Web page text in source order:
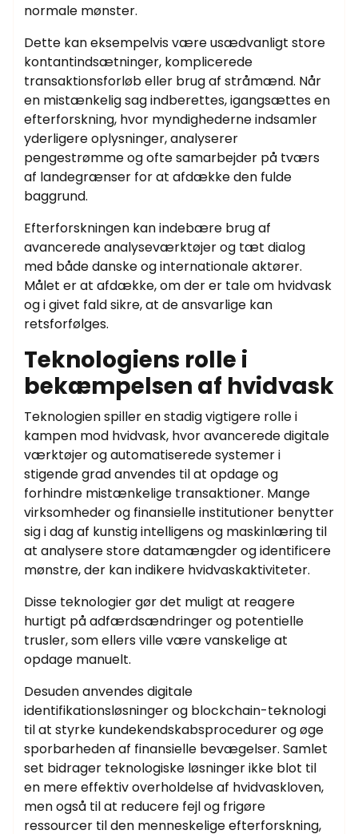
normale mønster.
Dette kan eksempelvis være usædvanligt store
kontantindsætninger, komplicerede
transaktionsforløb eller brug af stråmænd. Når
en mistænkelig sag indberettes, igangsættes en
efterforskning, hvor myndighederne indsamler
yderligere oplysninger, analyserer
pengestrømme og ofte samarbejder på tværs
af landegrænser for at afdække den fulde
baggrund.
Efterforskningen kan indebære brug af
avancerede analyseværktøjer og tæt dialog
med både danske og internationale aktører.
Målet er at afdække, om der er tale om hvidvask
og i givet fald sikre, at de ansvarlige kan
retsforfølges.
Teknologiens rolle i
bekæmpelsen af hvidvask
Teknologien spiller en stadig vigtigere rolle i
kampen mod hvidvask, hvor avancerede digitale
værktøjer og automatiserede systemer i
stigende grad anvendes til at opdage og
forhindre mistænkelige transaktioner. Mange
virksomheder og finansielle institutioner benytter
sig i dag af kunstig intelligens og maskinlæring til
at analysere store datamængder og identificere
mønstre, der kan indikere hvidvaskaktiviteter.
Disse teknologier gør det muligt at reagere
hurtigt på adfærdsændringer og potentielle
trusler, som ellers ville være vanskelige at
opdage manuelt.
Desuden anvendes digitale
identifikationsløsninger og blockchain-teknologi
til at styrke kundekendskabsprocedurer og øge
sporbarheden af finansielle bevægelser. Samlet
set bidrager teknologiske løsninger ikke blot til
en mere effektiv overholdelse af hvidvaskloven,
men også til at reducere fejl og frigøre
ressourcer til den menneskelige efterforskning,